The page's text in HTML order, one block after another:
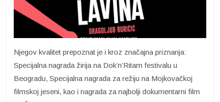
Njegov kvalitet prepoznat je i kroz značajna priznanja:
Specijalna nagrada žirija na Dok’n’Ritam festivalu u
Beogradu, Specijalna nagrada za režiju na Mojkovačkoj
filmskoj jeseni, kao i nagrada za najbolji dokumentarni film